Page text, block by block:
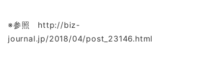
※参照 http://biz-
journal.jp/2018/04/post_23146.html